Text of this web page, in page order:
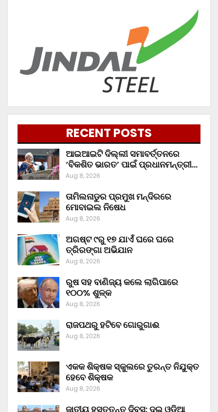
RECENT POSTS
ଆଇଆଇଟି ଦିଲ୍ଲୀ ସମାବର୍ତ୍ତନରେ
‘ବିକଶିତ ଭାରତ’ ପାଇଁ ପ୍ରଧାନମନ୍ତ୍ରୀ…
Aug 8, 2026
ତାମିଲନାଡୁର ପ୍ରମୁଖ ମନ୍ଦିରରେ
ମୋବାଇଲ ନିଷେଧ
Aug 8, 2026
ଅଗଷ୍ଟ ୯ରୁ ୧୭ ଯାଏଁ ଘରେ ଘରେ
ତ୍ରିରଙ୍ଗା ଅଭିଯାନ
Aug 8, 2026
ରୁଷ ସହ ବାଣିଜ୍ୟ କଲେ ଲାଗିପାରେ
୧୦୦% ଶୁଳ୍କ
Aug 8, 2026
ରାଜପଥରୁ ହଟିବେ ଗୋରୁଗାଈ
Aug 8, 2026
ଏକକ ଶିକ୍ଷକ ସ୍କୁଲରେ ତୁରନ୍ତ ନିଯୁକ୍ତ
ହେବେ ଶିକ୍ଷକ
Aug 8, 2026
ଜାତୀୟ ହସ୍ତତନ୍ତ ଦିବସ: ଦୁଇ ଓଡ଼ିଆ